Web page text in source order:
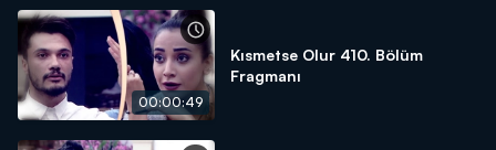
00:00:49
Kısmetse Olur 410. Bölüm
Fragmanı